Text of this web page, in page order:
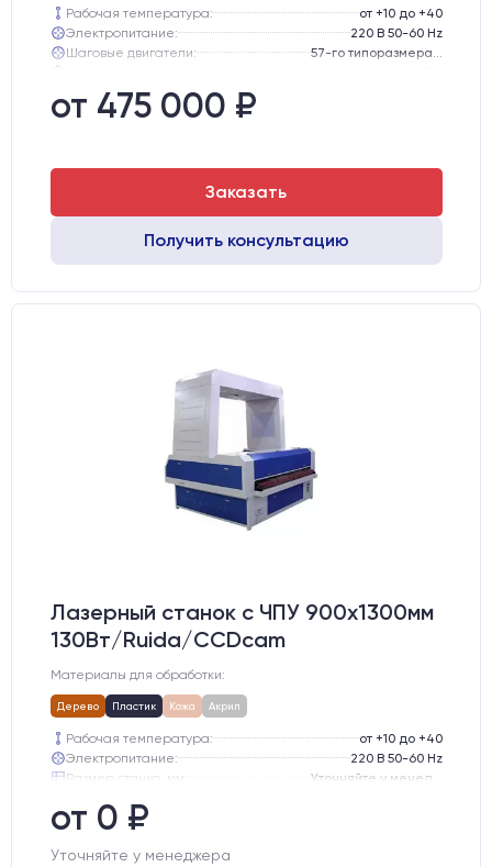
Рабочая температура:
от +10 до +40
Электропитание:
220 В 50-60 Hz
Шаговые двигатели:
Направляющие оси Y:
Направляющие оси Х:
от 475 000 ₽
Заказать
Получить консультацию
Лазерный станок c ЧПУ 900х1300мм
130Вт/Ruida/CCDcam
Материалы для обработки:
Дерево Пластик Кожа Акрил
Рабочая температура:
от +10 до +40
Электропитание:
220 В 50-60 Hz
Размер станка, мм:
Производитель лазерного излучателя:
от 0 ₽
Уточняйте у менеджера